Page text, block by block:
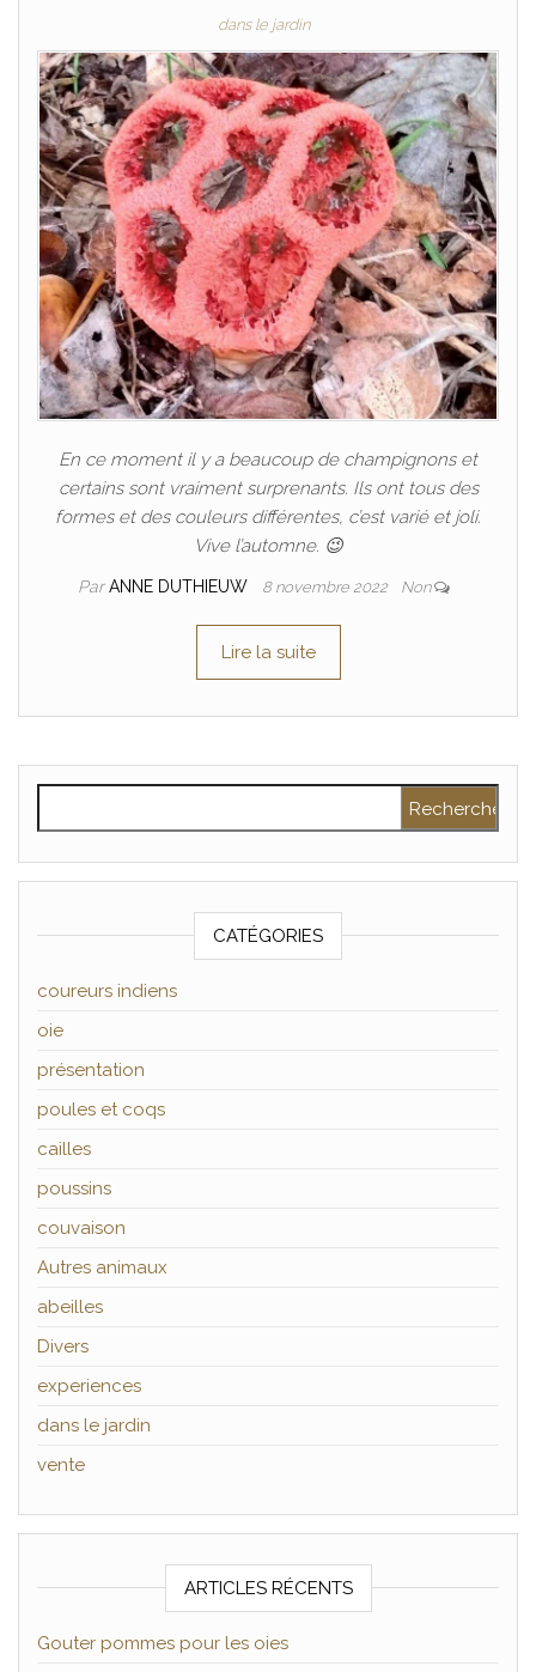
dans le jardin
En ce moment il y a beaucoup de champignons et
certains sont vraiment surprenants. Ils ont tous des
formes et des couleurs différentes, c’est varié et joli.
Vive l’automne. 😉
ParANNE DUTHIEUW 8 novembre 2022 Non
Lire la suite
CATÉGORIES
coureurs indiens
oie
présentation
poules et coqs
cailles
poussins
couvaison
Autres animaux
abeilles
Divers
experiences
dans le jardin
vente
ARTICLES RÉCENTS
Gouter pommes pour les oies